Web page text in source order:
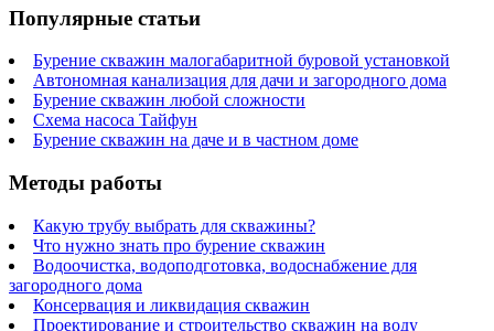
Популярные статьи
Бурение скважин малогабаритной буровой установкой
Автономная канализация для дачи и загородного дома
Бурение скважин любой сложности
Схема насоса Тайфун
Бурение скважин на даче и в частном доме
Методы работы
Какую трубу выбрать для скважины?
Что нужно знать про бурение скважин
Водоочистка, водоподготовка, водоснабжение для
загородного дома
Консервация и ликвидация скважин
Проектирование и строительство скважин на воду